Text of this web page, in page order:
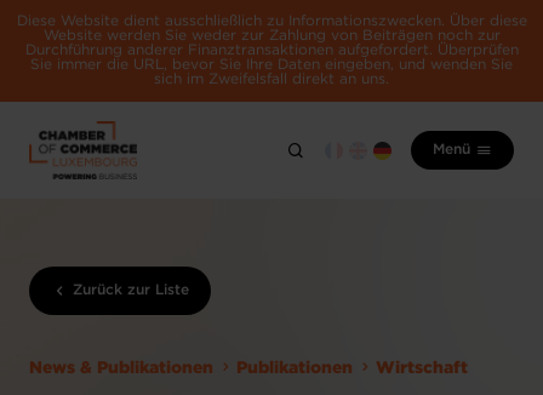
Diese Website dient ausschließlich zu Informationszwecken. Über diese
Website werden Sie weder zur Zahlung von Beiträgen noch zur
Durchführung anderer Finanztransaktionen aufgefordert. Überprüfen
Sie immer die URL, bevor Sie Ihre Daten eingeben, und wenden Sie
sich im Zweifelsfall direkt an uns.
Menü
Zurück zur Liste
News & Publikationen Publikationen Wirtschaft